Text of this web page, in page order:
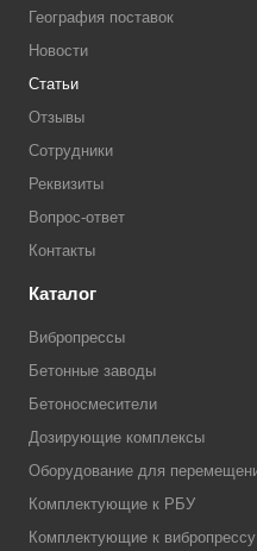
География поставок
Новости
Статьи
Отзывы
Сотрудники
Реквизиты
Вопрос-ответ
Контакты
Каталог
Вибропрессы
Бетонные заводы
Бетоносмесители
Дозирующие комплексы
Оборудование для
Комплектующие к РБУ
Комплектующие к вибропрессу